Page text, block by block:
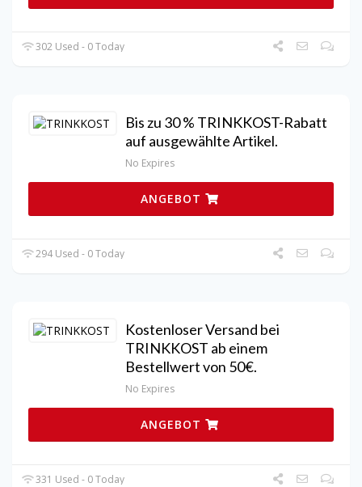
302 Used - 0 Today
Bis zu 30 % TRINKKOST-Rabatt
auf ausgewählte Artikel.
No Expires
ANGEBOT
294 Used - 0 Today
Kostenloser Versand bei
TRINKKOST ab einem
Bestellwert von 50€.
No Expires
ANGEBOT
331 Used - 0 Today